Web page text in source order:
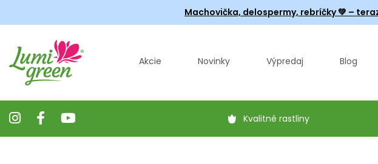
Machovička, delospermy, rebríčky💚 –
Akcie Novinky Výpredaj Blog
Kvalitné rastliny